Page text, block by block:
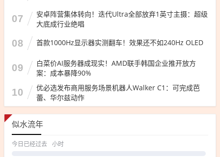
07
安卓阵营集体转向！迭代Ultra全部放弃1英寸主摄：超级
大底成行业绝唱
08 首款1000Hz显示器实测翻车！效果还不如240Hz OLED
09
白菜价AI服务器成现实！AMD联手韩国企业推开放方
案：成本暴降90%
10
优必选发布商用服务场景机器人Walker C1：可完成芭
蕾、华尔兹动作
似水流年
今日已经过去 小时